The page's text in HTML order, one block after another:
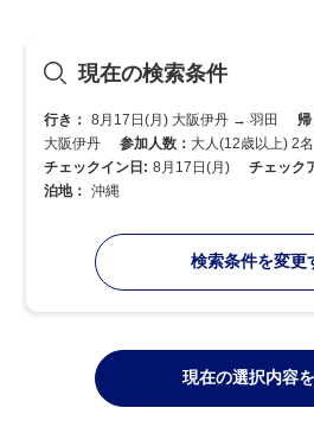
現在の検索条件
行き： 8月17日(月) 大阪伊丹 → 羽田 帰
大阪伊丹
参加人数： 大人(12歳以上) 2名
チェックイン日: 8月17日(月) チェック
泊地： 沖縄
検索条件を変更
現在の選択内容